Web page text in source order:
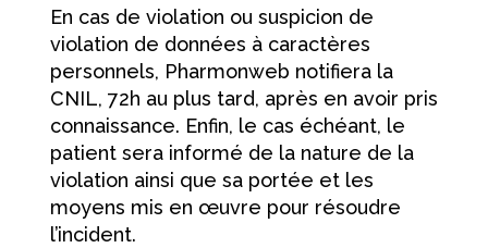
En cas de violation ou suspicion de
violation de données à caractères
personnels, Pharmonweb notifiera la
CNIL, 72h au plus tard, après en avoir pris
connaissance. Enfin, le cas échéant, le
patient sera informé de la nature de la
violation ainsi que sa portée et les
moyens mis en œuvre pour résoudre
l’incident.